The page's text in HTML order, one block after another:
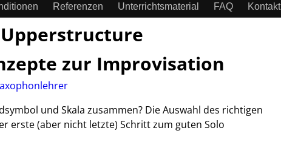
Referenzen Unterrichtsmaterial FAQ Kontakt
Upperstructure
zur Improvisation
und Skala zusammen? Die Auswahl des richtigen
erste (aber nicht letzte) Schritt zum guten Solo